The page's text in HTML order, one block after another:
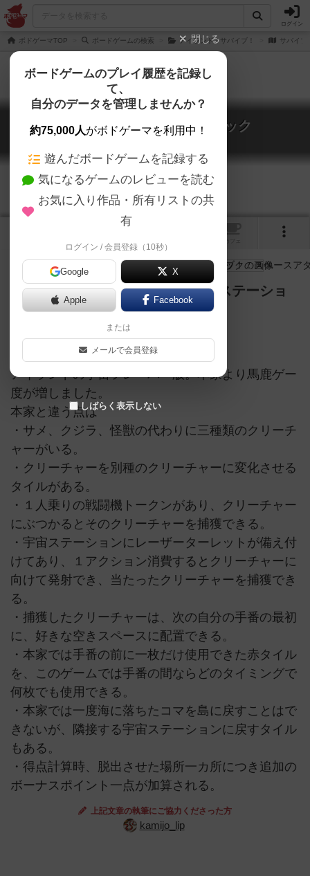
ログイン
ボドゲーマTOP ボードゲームの検索 アイランド / サバイブ！ サバイブ
サバイブ！：スペースアタック
Survive!: Space Attack
クリーチャーの攻撃を避け、宇宙ステーショ
ンから脱出しろ！
宇宙
アイランドの宇宙フレーバー版。本家より馬鹿ゲー
度が増しました。
本家と違う点は
・サメ、クジラ、怪獣の代わりに三種類のクリーチ
ャーがいる。
・クリーチャーを別種のクリーチャーに変化させる
タイルがある。
・１人乗りの戦闘機トークンがあり、クリーチャー
にぶつかるとそのクリーチャーを捕獲できる。
・宇宙ステーションにレーザーターレットが備え付
けてあり、１アクション消費するとクリーチャーに
向けて発射でき、当たったクリーチャーを捕獲でき
る。
・捕獲したクリーチャーは、次の自分の手番の最初
に、好きな空きスペースに配置できる。
・本家では手番の前に一枚だけ使用できた赤タイル
を、このゲームでは手番の間ならどのタイミングで
何枚でも使用できる。
・本家では一度海に落ちたコマを島に戻すことはで
きないが、隣接する宇宙ステーションに戻すタイル
もある。
・得点計算時、脱出させた場所一カ所につき追加の
ボーナスポイント一点が加算される。
上記文章の執筆にご協力くださった方
kamijo_lip
閉じる
ボードゲームのプレイ履歴を記録し
て、
自分のデータを管理しませんか？
約75,000人がボドゲーマを利用中！
遊んだボードゲームを記録する
気になるゲームのレビューを読む
お気に入り作品・所有リストの共
有
ログイン / 会員登録（10秒）
Google X
Apple Facebook
または
メールで会員登録
しばらく表示しない